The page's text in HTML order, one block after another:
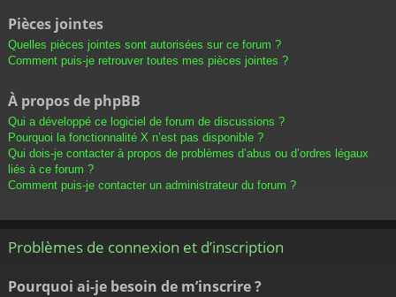
Pièces jointes
Quelles pièces jointes sont autorisées sur ce forum ?
Comment puis-je retrouver toutes mes pièces jointes ?
À propos de phpBB
Qui a développé ce logiciel de forum de discussions ?
Pourquoi la fonctionnalité X n’est pas disponible ?
Qui dois-je contacter à propos de problèmes d’abus ou d’ordres légaux
liés à ce forum ?
Comment puis-je contacter un administrateur du forum ?
Problèmes de connexion et d’inscription
Pourquoi ai-je besoin de m’inscrire ?